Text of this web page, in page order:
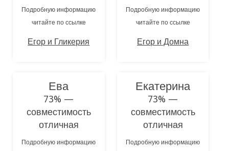
Подробную информацию
читайте по ссылке
Егор и Гликерия
Подробную информацию
читайте по ссылке
Егор и Домна
Ева
73% —
совместимость
отличная
Подробную информацию
Екатерина
73% —
совместимость
отличная
Подробную информацию